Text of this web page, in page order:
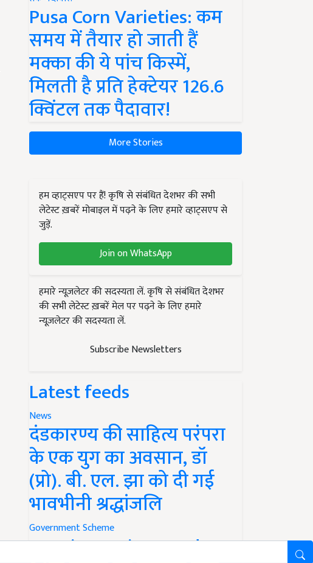
Pusa Corn Varieties: कम
समय में तैयार हो जाती हैं
मक्का की ये पांच किस्में,
मिलती है प्रति हेक्टेयर 126.6
क्विंटल तक पैदावार!
More Stories
हम व्हाट्सएप पर हैं! कृषि से संबंधित देशभर की सभी
लेटेस्ट ख़बरें मोबाइल में पढ़ने के लिए हमारे व्हाट्सएप से
जुड़ें.
Join on WhatsApp
हमारे न्यूज़लेटर की सदस्यता लें. कृषि से संबंधित देशभर
की सभी लेटेस्ट ख़बरें मेल पर पढ़ने के लिए हमारे
न्यूज़लेटर की सदस्यता लें.
Subscribe Newsletters
Latest feeds
News
दंडकारण्य की साहित्य परंपरा
के एक युग का अवसान, डॉ
(प्रो). बी. एल. झा को दी गई
भावभीनी श्रद्धांजलि
Government Scheme
PM Kisan Yojana Update: